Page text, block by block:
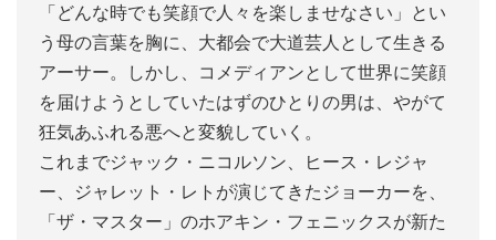
「どんな時でも笑顔で人々を楽しませなさい」とい
う母の言葉を胸に、大都会で大道芸人として生きる
アーサー。しかし、コメディアンとして世界に笑顔
を届けようとしていたはずのひとりの男は、やがて
狂気あふれる悪へと変貌していく。
これまでジャック・ニコルソン、ヒース・レジャ
ー、ジャレット・レトが演じてきたジョーカーを、
「ザ・マスター」のホアキン・フェニックスが新た